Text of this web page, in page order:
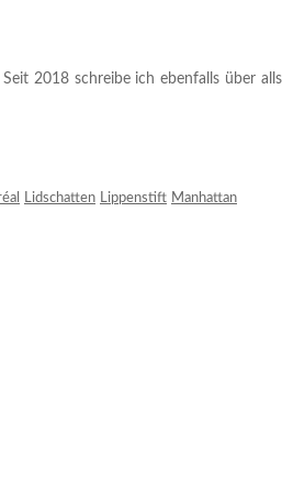
2018 schreibe ich ebenfalls über alls
Lidschatten Lippenstift Manhattan